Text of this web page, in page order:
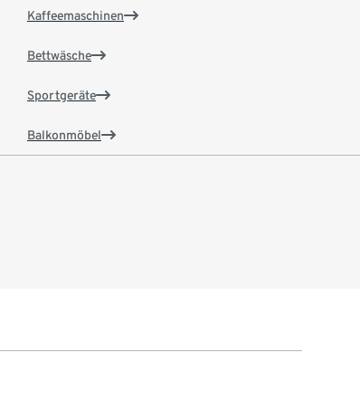
Kaffeemaschinen
Bettwäsche
Sportgeräte
Balkonmöbel